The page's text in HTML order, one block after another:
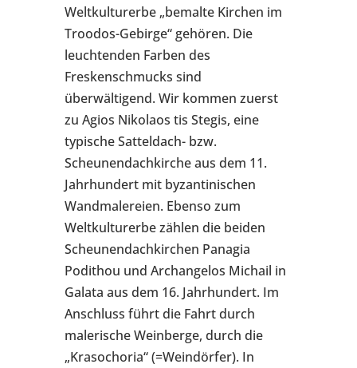
Weltkulturerbe „bemalte Kirchen im
Troodos-Gebirge“ gehören. Die
leuchtenden Farben des
Freskenschmucks sind
überwältigend. Wir kommen zuerst
zu Agios Nikolaos tis Stegis, eine
typische Satteldach- bzw.
Scheunendachkirche aus dem 11.
Jahrhundert mit byzantinischen
Wandmalereien. Ebenso zum
Weltkulturerbe zählen die beiden
Scheunendachkirchen Panagia
Podithou und Archangelos Michail in
Galata aus dem 16. Jahrhundert. Im
Anschluss führt die Fahrt durch
malerische Weinberge, durch die
„Krasochoria“ (=Weindörfer). In